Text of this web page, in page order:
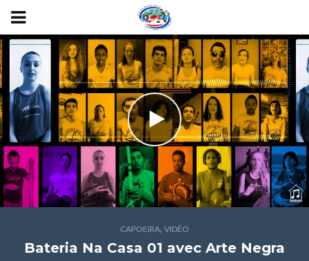
CAPOEIRA, VIDÉO
Bateria Na Casa 01 avec Arte Negra